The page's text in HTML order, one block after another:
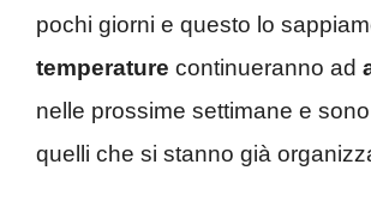
pochi giorni e questo lo
temperature continueranno ad
nelle prossime settimane e
quelli che si stanno già